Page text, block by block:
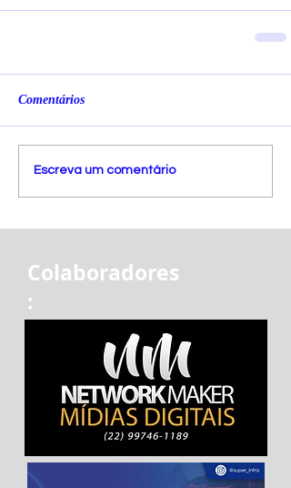
Comentários
Escreva um comentário
Colaboradores
: